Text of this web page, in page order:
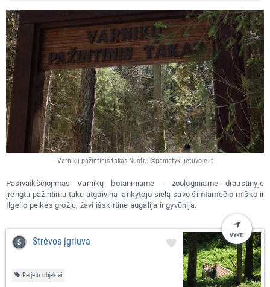
Varnikų pažintinis takas Nuotr.: ©pamatykLietuvoje.lt
Pasivaikščiojimas Varnikų botaniniame - zoologiniame draustinyje
įrengtu pažintiniu taku atgaivina lankytojo sielą savo šimtamečio miško ir
Ilgelio pelkės grožiu, žavi išskirtine augalija ir gyvūnija.
Strėvos įgriuva
Reljefo objektai
VYKTI